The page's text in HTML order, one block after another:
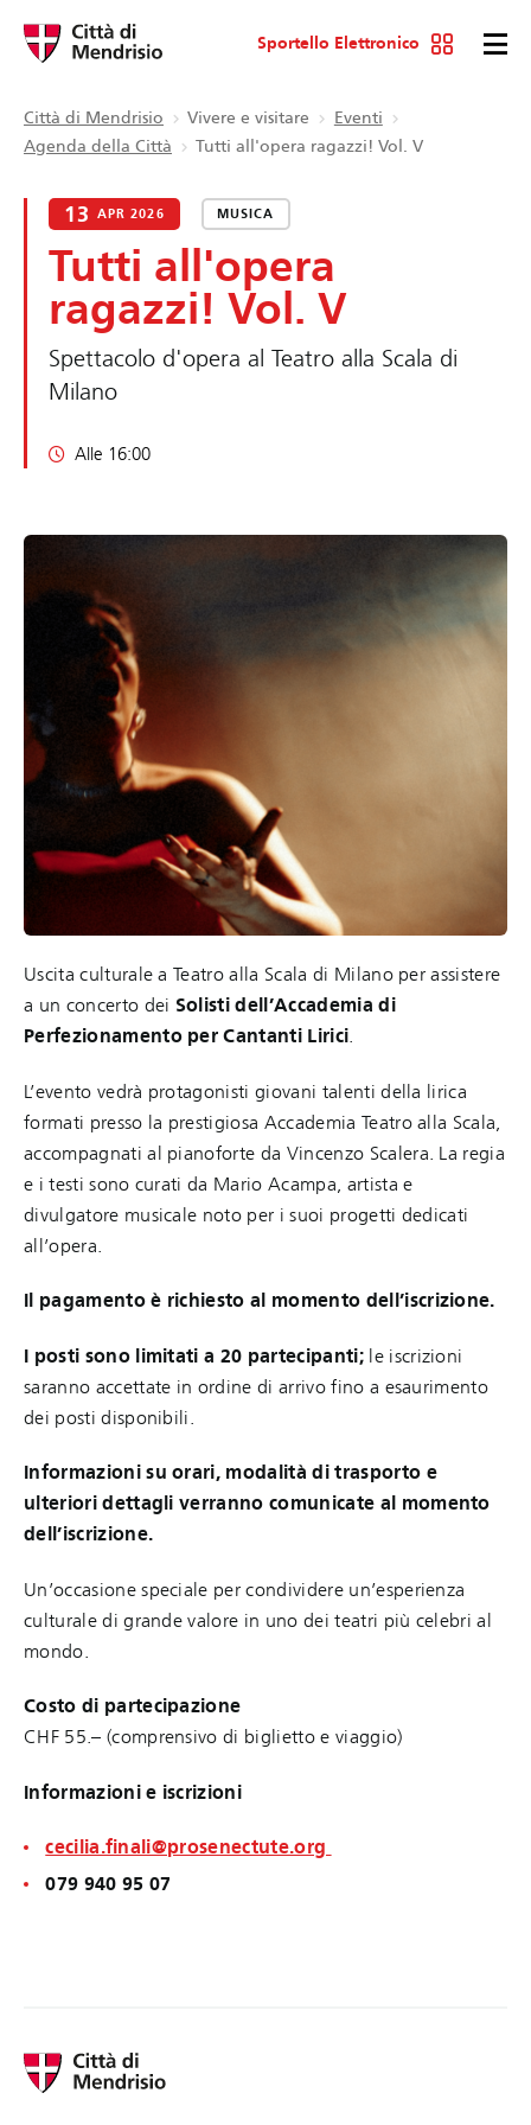
Sportello Elettronico
Città di Mendrisio Vivere e visitare
Eventi
Agenda della Città
Tutti all'opera ragazzi! Vol. V
13 APR 2026 MUSICA
Tutti all'opera
ragazzi! Vol. V
Spettacolo d'opera al Teatro alla Scala di
Milano
Alle 16:00
Uscita culturale a Teatro alla Scala di Milano per assistere
a un concerto dei Solisti dell’Accademia di
Perfezionamento per Cantanti Lirici.
L’evento vedrà protagonisti giovani talenti della lirica
formati presso la prestigiosa Accademia Teatro alla Scala,
accompagnati al pianoforte da Vincenzo Scalera. La regia
e i testi sono curati da Mario Acampa, artista e
divulgatore musicale noto per i suoi progetti dedicati
all’opera.
Il pagamento è richiesto al momento dell’iscrizione.
I posti sono limitati a 20 partecipanti;le iscrizioni
saranno accettate in ordine di arrivo fino a esaurimento
dei posti disponibili.
Informazioni su orari, modalità di trasporto e
ulteriori dettagli verranno comunicate al momento
dell’iscrizione.
Un’occasione speciale per condividere un’esperienza
culturale di grande valore in uno dei teatri più celebri al
mondo.
Costo di partecipazione
CHF 55.– (comprensivo di biglietto e viaggio)
Informazioni e iscrizioni
cecilia.finali@prosenectute.org
079 940 95 07